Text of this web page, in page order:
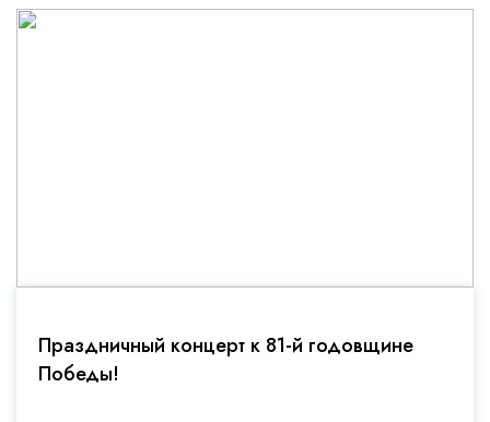
Праздничный концерт к 81-й годовщине
Победы!